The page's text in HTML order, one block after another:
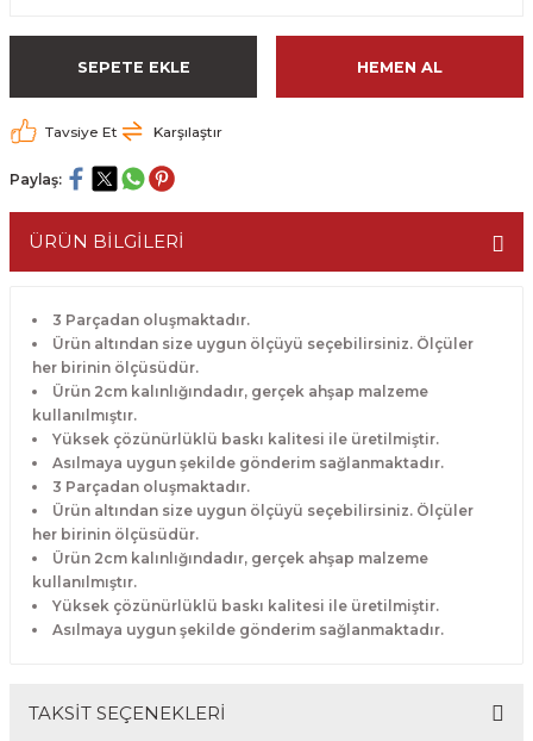
SEPETE EKLE HEMEN AL
Tavsiye Et Karşılaştır
Paylaş:
ÜRÜN BİLGİLERİ
3 Parçadan oluşmaktadır.
Ürün altından size uygun ölçüyü seçebilirsiniz. Ölçüler
her birinin ölçüsüdür.
Ürün 2cm kalınlığındadır, gerçek ahşap malzeme
kullanılmıştır.
Yüksek çözünürlüklü baskı kalitesi ile üretilmiştir.
Asılmaya uygun şekilde gönderim sağlanmaktadır.
3 Parçadan oluşmaktadır.
Ürün altından size uygun ölçüyü seçebilirsiniz. Ölçüler
her birinin ölçüsüdür.
Ürün 2cm kalınlığındadır, gerçek ahşap malzeme
kullanılmıştır.
Yüksek çözünürlüklü baskı kalitesi ile üretilmiştir.
Asılmaya uygun şekilde gönderim sağlanmaktadır.
TAKSİT SEÇENEKLERİ